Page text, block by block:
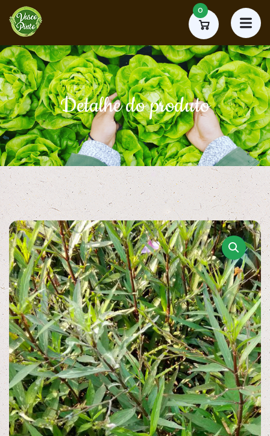
0
Detalhe do produto